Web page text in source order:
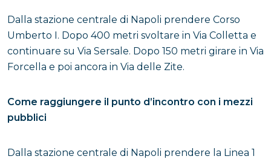
Dalla stazione centrale di Napoli prendere Corso
Umberto I. Dopo 400 metri svoltare in Via Colletta e
continuare su Via Sersale. Dopo 150 metri girare in Via
Forcella e poi ancora in Via delle Zite.
Come raggiungere il punto d’incontro con i mezzi
pubblici
Dalla stazione centrale di Napoli prendere la Linea 1